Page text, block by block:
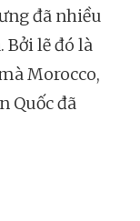
đã nhiều
Bởi lẽ đó là
Morocco,
Quốc đã